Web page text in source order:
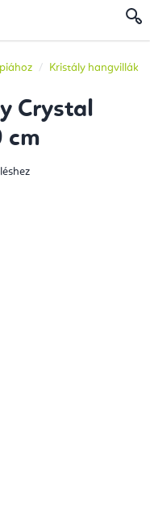
Kristály hangvillák
Crystal
cm